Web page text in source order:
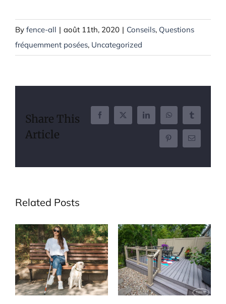
By fence-all | août 11th, 2020 | Conseils, Questions
fréquemment posées, Uncategorized
Share This
Article
Facebook
X LinkedInWhatsAppTumblr
PinterestEmail
Related Posts